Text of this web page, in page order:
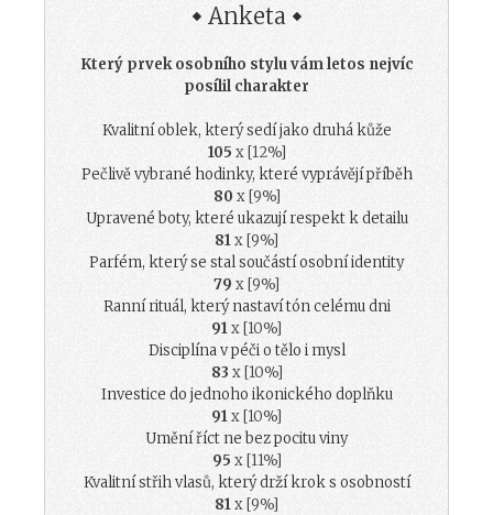
Anketa
Který prvek osobního stylu vám letos nejvíc
posílil charakter
Kvalitní oblek, který sedí jako druhá kůže
105 x [12%]
Pečlivě vybrané hodinky, které vyprávějí příběh
80 x [9%]
Upravené boty, které ukazují respekt k detailu
81x [9%]
Parfém, který se stal součástí osobní identity
79 x [9%]
Ranní rituál, který nastaví tón celému dni
91x [10%]
Disciplína v péči o tělo i mysl
83 x [10%]
Investice do jednoho ikonického doplňku
91x [10%]
Umění říct ne bez pocitu viny
95 x [11%]
Kvalitní střih vlasů, který drží krok s osobností
81x [9%]